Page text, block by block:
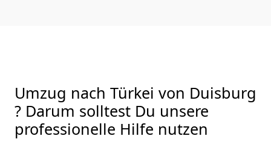
Umzug nach Türkei von Duisburg
? Darum solltest Du unsere
professionelle Hilfe nutzen